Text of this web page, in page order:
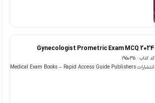
Gynecologist Prometric Exam MCQ 2024
کد کتاب : 195035
انتشارات Medical Exam Books – Rapid Access Guide Publishers